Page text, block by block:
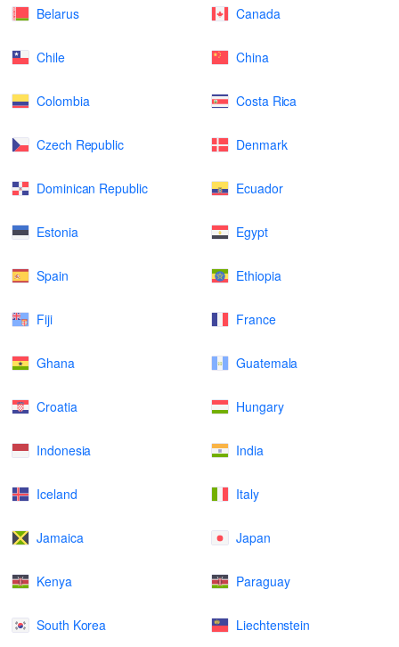
Belarus Canada
Chile China
Colombia Costa Rica
Czech Republic Denmark
Dominican Republic Ecuador
Estonia Egypt
Spain Ethiopia
Fiji France
Ghana Guatemala
Croatia Hungary
Indonesia India
Iceland Italy
Jamaica Japan
Kenya Paraguay
South Korea Liechtenstein